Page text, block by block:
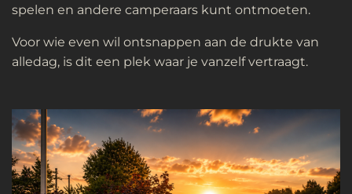
spelen en andere camperaars kunt ontmoeten.
Voor wie even wil ontsnappen aan de drukte van
alledag, is dit een plek waar je vanzelf vertraagt.